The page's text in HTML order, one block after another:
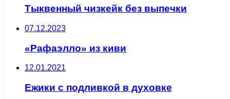
Тыквенный чизкейк без выпечки
07.12.2023
«Рафаэлло» из киви
12.01.2021
Ежики с подливкой в духовке